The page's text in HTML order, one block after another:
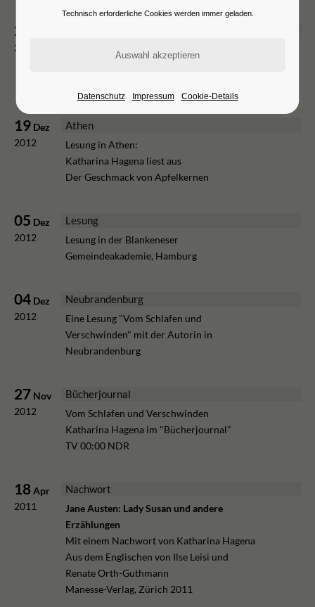
20
2012
Lesung in Thessaloniki:
19 Dez
2012
Athen
Lesung in Athen:
Katharina Hagena liest aus
Der Geschmack von Apfelkernen
05 Dez
2012
Lesung
Lesung in der Blankeneser
Gemeindeakademie, Hamburg
04 Dez
2012
Neubrandenburg
Eine Lesung "Vom Schlafen und
Verschwinden" mit der Autorin in
Neubrandenburg
27 Nov
2012
Bücherjournal
Vom Schlafen und Verschwinden
Katharina Hagena im "Bücherjournal"
TV 00:00 NDR
18Apr
2011
Nachwort
Jane Austen: Lady Susan und andere
Erzählungen
Mit einem Nachwort von Katharina Hagena
Aus dem Englischen von Ilse Leisi und
Renate Orth-Guthmann
Manesse-Verlag, Zürich 2011
Technisch erforderliche Cookies werden immer geladen.
Datenschutz Impressum Cookie-Details